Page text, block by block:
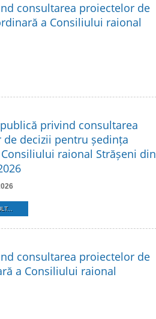
consultarea proiectelor de
a Consiliului raional
privind consultarea
decizii pentru ședința
raional Strășeni din
consultarea proiectelor de
a Consiliului raional